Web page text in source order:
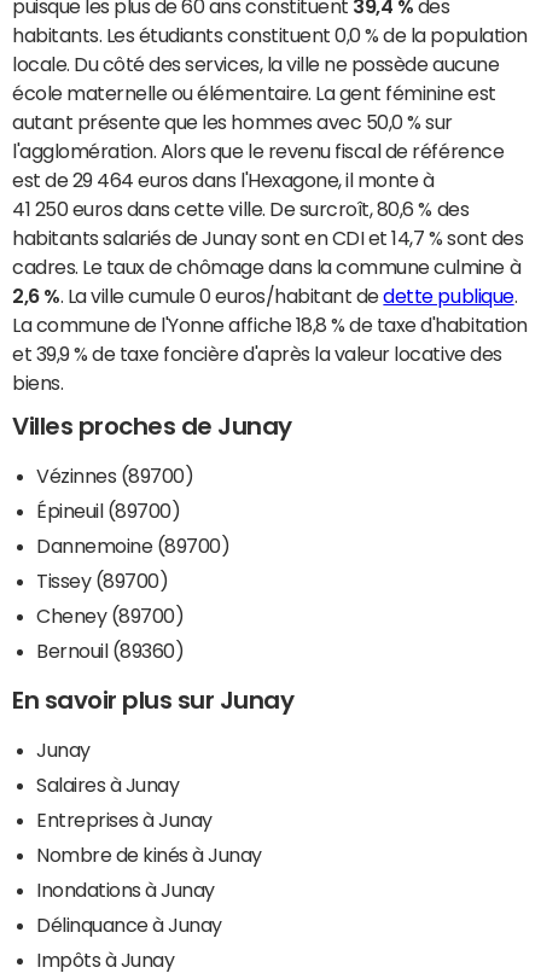
puisque les plus de 60 ans constituent 39,4 % des
habitants. Les étudiants constituent 0,0 % de la population
locale. Du côté des services, la ville ne possède aucune
école maternelle ou élémentaire. La gent féminine est
autant présente que les hommes avec 50,0 % sur
l'agglomération. Alors que le revenu fiscal de référence
est de 29 464 euros dans l'Hexagone, il monte à
41 250 euros dans cette ville. De surcroît, 80,6 % des
habitants salariés de Junay sont en CDI et 14,7 % sont des
cadres. Le taux de chômage dans la commune culmine à
2,6 % . La ville cumule 0 euros/habitant dedette publique.
La commune de l'Yonne affiche 18,8 % de taxe d'habitation
et 39,9 % de taxe foncière d'après la valeur locative des
biens.
Villes proches de Junay
Vézinnes (89700)
Épineuil (89700)
Dannemoine (89700)
Tissey (89700)
Cheney (89700)
Bernouil (89360)
En savoir plus sur Junay
Junay
Salaires à Junay
Entreprises à Junay
Nombre de kinés à Junay
Inondations à Junay
Délinquance à Junay
Impôts à Junay